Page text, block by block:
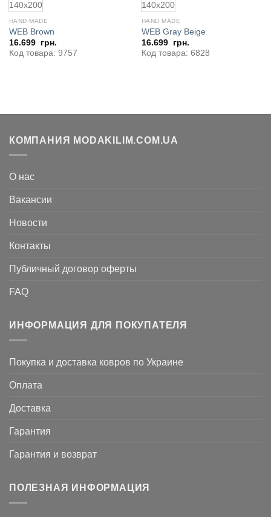
140x200
HAND MADE
WEB Brown
16.699 грн.
Код товара: 9757
140x200
HAND MADE
WEB Gray Beige
16.699 грн.
Код товара: 6828
КОМПАНИЯ MODAKILIM.COM.UA
О нас
Вакансии
Новости
Контакты
Публичный договор оферты
FAQ
ИНФОРМАЦИЯ ДЛЯ ПОКУПАТЕЛЯ
Покупка и доставка ковров по Украине
Оплата
Доставка
Гарантия
Гарантия и возврат
ПОЛЕЗНАЯ ИНФОРМАЦИЯ